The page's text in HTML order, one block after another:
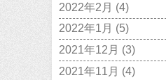
2022年2月 (4)
2022年1月 (5)
2021年12月 (3)
2021年11月 (4)